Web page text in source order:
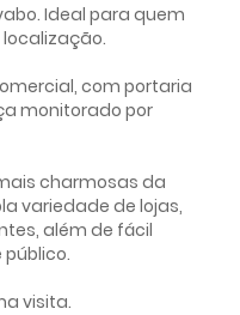
Ideal para quem
com portaria
monitorado por
charmosas da
variedade de lojas,
além de fácil
visita.